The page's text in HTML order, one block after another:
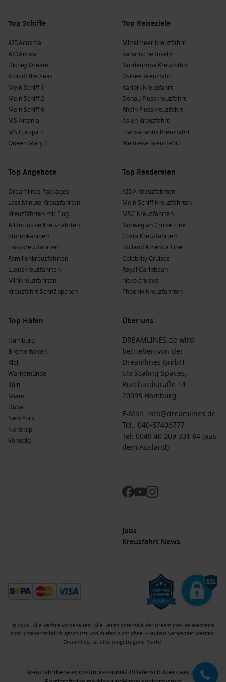
Top Schiffe
AIDAcosma
AIDAnova
Disney Dream
Icon of the Seas
Mein Schiff 1
Mein Schiff 2
Mein Schiff 6
MS Artania
MS Europa 2
Queen Mary 2
Top Reiseziele
Mittelmeer Kreuzfahrt
Kanarische Inseln
Nordeuropa Kreuzfahrt
Ostsee Kreuzfahrt
Karibik Kreuzfahrt
Donau Flusskreuzfahrt
Rhein Flusskreuzfahrt
Asien Kreuzfahrt
Transatlantik Kreuzfahrt
Weltreise Kreuzfahrt
Top Angebote
Dreamlines Packages
Last-Minute-Kreuzfahrten
Kreuzfahrten mit Flug
All Inclusive Kreuzfahrten
Stornokabinen
Flusskreuzfahrten
Familienkreuzfahrten
Luxuskreuzfahrten
Minikreuzfahrten
Kreuzfahrt-Schnäppchen
Top Reedereien
AIDA Kreuzfahrten
Mein Schiff Kreuzfahrten
MSC Kreuzfahrten
Norwegian Cruise Line
Costa Kreuzfahrten
Holland America Line
Celebrity Cruises
Royal Caribbean
nicko cruises
Phoenix Kreuzfahrten
Top Häfen
Hamburg
Bremerhaven
Kiel
Warnemünde
Köln
Miami
Dubai
New York
Nordkap
Venedig
Über uns
DREAMLINES.de wird
betrieben von der
Dreamlines GmbH
c/o Scaling Spaces,
Burchardstraße 14
20095 Hamburg
E-Mail: info@dreamlines.de
Tel.: 040-87406777
Tel: 0049 40 209 331 84 (aus
dem Ausland)
Jobs
Kreuzfahrt News
© 2026. Alle Rechte vorbehalten. Alle Daten innerhalb der Dreamlines.de-Webseite
sind urheberrechtlich geschützt und dürfen nicht ohne Erlaubnis verwendet werden.
Dreamlines ist eine eingetragene Marke.
KreuzfahrtberaterJobsImpressumAGBDatenschutzerklaerung